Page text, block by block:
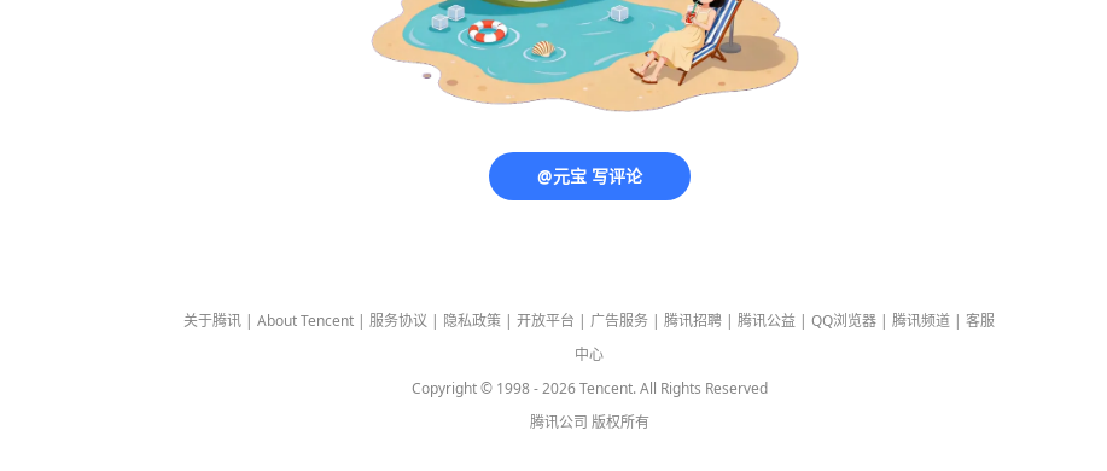
@元宝 写评论
关于腾讯 | About Tencent | 服务协议 | 隐私政策 | 开放平台 | 广告服务 | 腾讯招聘 | 腾讯公益 | QQ浏览器 | 腾讯频道 | 客服
中心
Copyright © 1998 -2026Tencent. All Rights Reserved
腾讯公司 版权所有